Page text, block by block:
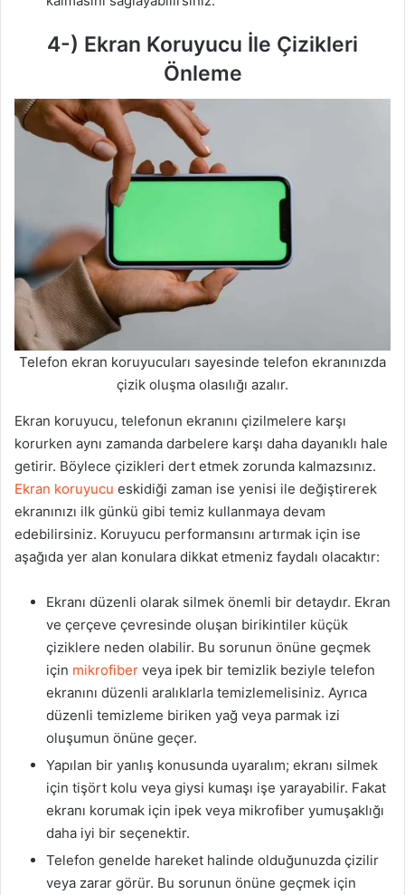
4-) Ekran Koruyucu İle Çizikleri
Önleme
Telefon ekran koruyucuları sayesinde telefon ekranınızda
çizik oluşma olasılığı azalır.
Ekran koruyucu, telefonun ekranını çizilmelere karşı
korurken aynı zamanda darbelere karşı daha dayanıklı hale
getirir. Böylece çizikleri dert etmek zorunda kalmazsınız.
Ekran koruyucu eskidiği zaman ise yenisi ile değiştirerek
ekranınızı ilk günkü gibi temiz kullanmaya devam
edebilirsiniz. Koruyucu performansını artırmak için ise
aşağıda yer alan konulara dikkat etmeniz faydalı olacaktır:
Ekranı düzenli olarak silmek önemli bir detaydır. Ekran
ve çerçeve çevresinde oluşan birikintiler küçük
çiziklere neden olabilir. Bu sorunun önüne geçmek
için mikrofiber veya ipek bir temizlik beziyle telefon
ekranını düzenli aralıklarla temizlemelisiniz. Ayrıca
düzenli temizleme biriken yağ veya parmak izi
oluşumun önüne geçer.
Yapılan bir yanlış konusunda uyaralım; ekranı silmek
için tişört kolu veya giysi kumaşı işe yarayabilir. Fakat
ekranı korumak için ipek veya mikrofiber yumuşaklığı
daha iyi bir seçenektir.
Telefon genelde hareket halinde olduğunuzda çizilir
veya zarar görür. Bu sorunun önüne geçmek için